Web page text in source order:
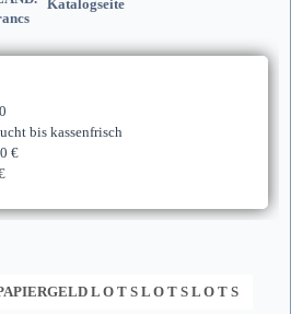
Katalogseite
bis kassenfrisch
€
L O T S L O T S L O T S